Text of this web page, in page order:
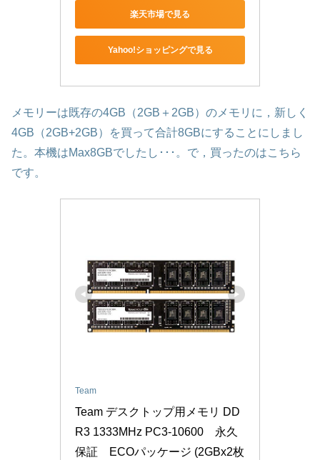
楽天市場で見る
Yahoo!ショッピングで見る
メモリーは既存の4GB（2GB＋2GB）のメモリに，新しく
4GB（2GB+2GB）を買って合計8GBにすることにしまし
た。本機はMax8GBでしたし･･･。で，買ったのはこちら
です。
Team
Team デスクトップ用メモリ DD
R3 1333MHz PC3-10600　永久
保証　ECOパッケージ (2GBx2枚